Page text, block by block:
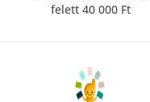
felett 40 000 Ft